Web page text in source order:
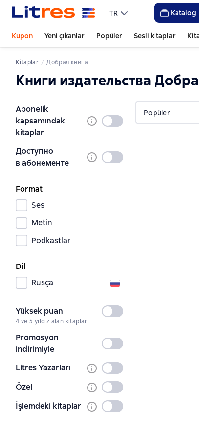
TR Katalog
Kupon Yeni çıkanlar Popüler Sesli kitaplar
Kitaplar Добрая книга
Книги издательства
Abonelik
kapsamındaki
kitaplar
Seçilmedi
Доступно
в абонементе
Seçilmedi
Format
Ses
Metin
Podkastlar
Dil
Rusça
Yüksek puan Seçilmedi
4 ve 5 yıldız alan kitaplar
Promosyon
indirimiyle
Seçilmedi
Litres Yazarları
Seçilmedi
Özel
Seçilmedi
İşlemdeki kitaplar
Seçilmedi
Popüler